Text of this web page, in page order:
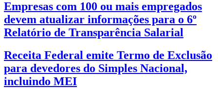
Empresas com 100 ou mais empregados
devem atualizar informações para o 6º
Relatório de Transparência Salarial
Receita Federal emite Termo de Exclusão
para devedores do Simples Nacional,
incluindo MEI